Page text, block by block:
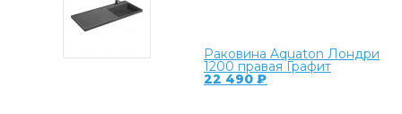
Раковина Aquaton Лондри
1200 правая Графит
22 490 ₽